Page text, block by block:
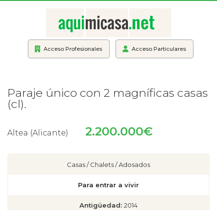
Acceso Profesionales Acceso Particulares
Paraje único con 2 magníficas casas
(cl).
Altea (Alicante) 2.200.000€
Casas / Chalets / Adosados
Para entrar a vivir
Antigüedad: 2014